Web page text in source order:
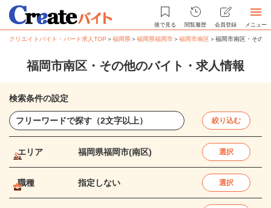
後で見る 閲覧履歴 会員登録 メニュー
クリエイトバイト・パート求人TOP ＞福岡県＞福岡県福岡市＞福岡市南区＞福岡市南区・その
福岡市南区・その他のバイト・求人情報
検索条件の設定
絞り込む
エリア 福岡県福岡市(南区) 選択
職種 指定しない 選択